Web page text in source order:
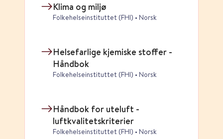
Klima og miljø
Folkehelseinstituttet (FHI) • Norsk
Helsefarlige kjemiske stoffer -
Håndbok
Folkehelseinstituttet (FHI) • Norsk
Håndbok for uteluft -
luftkvalitetskriterier
Folkehelseinstituttet (FHI) • Norsk